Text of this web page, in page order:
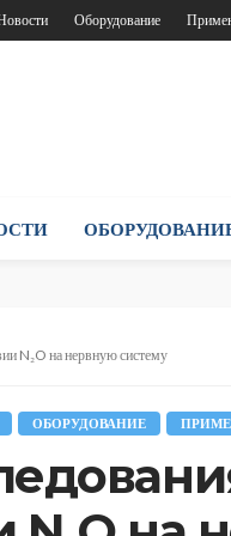
Оборудование
N₂O на нервную систему
ОБОРУДОВАНИЕ